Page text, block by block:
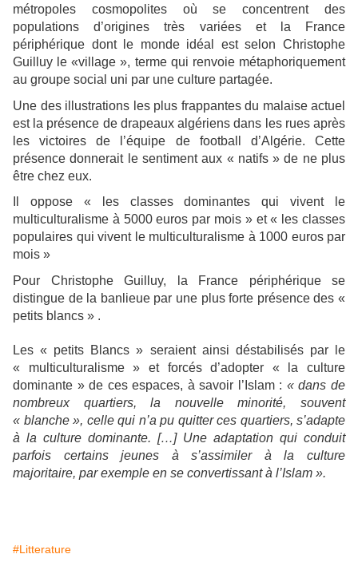
métropoles cosmopolites où se concentrent des
populations d’origines très variées et la France
périphérique dont le monde idéal est selon Christophe
Guilluy le «village », terme qui renvoie métaphoriquement
au groupe social uni par une culture partagée.
Une des illustrations les plus frappantes du malaise actuel
est la présence de drapeaux algériens dans les rues après
les victoires de l’équipe de football d’Algérie. Cette
présence donnerait le sentiment aux « natifs » de ne plus
être chez eux.
Il oppose « les classes dominantes qui vivent le
multiculturalisme à 5000 euros par mois » et « les classes
populaires qui vivent le multiculturalisme à 1000 euros par
mois »
Pour Christophe Guilluy, la France périphérique se
distingue de la banlieue par une plus forte présence des «
petits blancs » .
Les « petits Blancs » seraient ainsi déstabilisés par le
« multiculturalisme » et forcés d’adopter « la culture
dominante » de ces espaces, à savoir l’Islam : « dans de
nombreux quartiers, la nouvelle minorité, souvent
« blanche », celle qui n’a pu quitter ces quartiers, s’adapte
à la culture dominante. […] Une adaptation qui conduit
parfois certains jeunes à s’assimiler à la culture
majoritaire, par exemple en se convertissant à l’Islam ».
#Litterature